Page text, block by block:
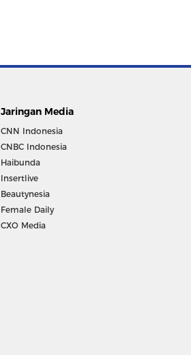
Jaringan Media
CNN Indonesia
CNBC Indonesia
Haibunda
Insertlive
Beautynesia
Female Daily
CXO Media